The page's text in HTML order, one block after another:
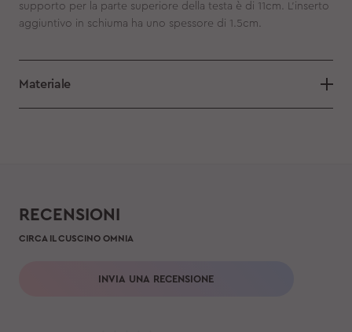
supporto per la parte superiore della testa è di 11cm. L'inserto
aggiuntivo in schiuma ha uno spessore di 1.5cm.
Materiale
RECENSIONI
CIRCA IL CUSCINO OMNIA
INVIA UNA RECENSIONE